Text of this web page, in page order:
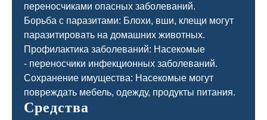
переносчиками опасных заболеваний.
Борьба с паразитами: Блохи, вши, клещи могут
паразитировать на домашних животных.
Профилактика заболеваний: Насекомые
- переносчики инфекционных заболеваний.
Сохранение имущества: Насекомые могут
повреждать мебель, одежду, продукты питания.
Средства